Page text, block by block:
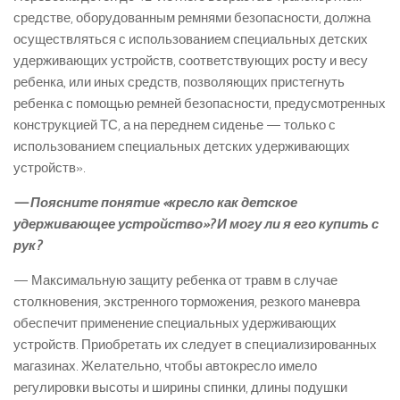
средстве, оборудованным ремнями безопасности, должна
осуществляться с использованием специальных детских
удерживающих устройств, соответствующих росту и весу
ребенка, или иных средств, позволяющих пристегнуть
ребенка с помощью ремней безопасности, предусмотренных
конструкцией ТС, а на переднем сиденье — только с
использованием специальных детских удерживающих
устройств».
— Поясните понятие «кресло как детское
удерживающее устройство»? И могу ли я его купить с
рук?
— Максимальную защиту ребенка от травм в случае
столкновения, экстренного торможения, резкого маневра
обеспечит применение специальных удерживающих
устройств. Приобретать их следует в специализированных
магазинах. Желательно, чтобы автокресло имело
регулировки высоты и ширины спинки, длины подушки